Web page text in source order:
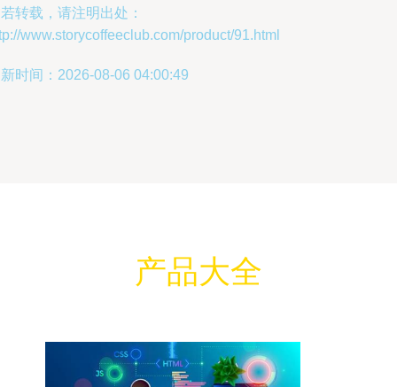
转载，请注明出处：
www.storycoffeeclub.com/product/91.html
时间：2026-08-06 04:00:49
产品大全